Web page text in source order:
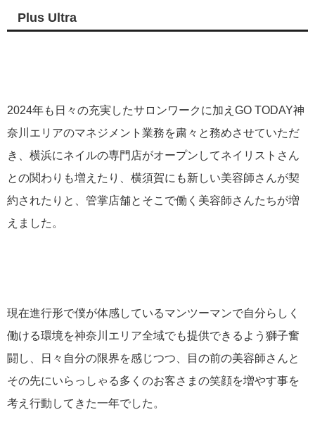
Plus Ultra
2024年も日々の充実したサロンワークに加えGO TODAY神
奈川エリアのマネジメント業務を粛々と務めさせていただ
き、横浜にネイルの専門店がオープンしてネイリストさん
との関わりも増えたり、横須賀にも新しい美容師さんが契
約されたりと、管掌店舗とそこで働く美容師さんたちが増
えました。
現在進行形で僕が体感しているマンツーマンで自分らしく
働ける環境を神奈川エリア全域でも提供できるよう獅子奮
闘し、日々自分の限界を感じつつ、目の前の美容師さんと
その先にいらっしゃる多くのお客さまの笑顔を増やす事を
考え行動してきた一年でした。